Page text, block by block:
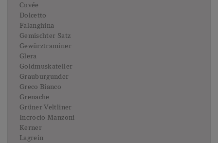
Cuvée
Dolcetto
Falanghina
Gemischter Satz
Gewürztraminer
Glera
Goldmuskateller
Grauburgunder
Greco Bianco
Grenache
Grüner Veltliner
Incrocio Manzoni
Kerner
Lagrein